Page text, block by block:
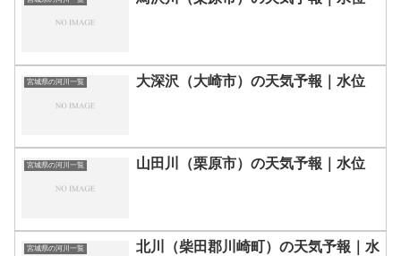
宮城県の河川一覧 大深沢（大崎市）の天気予報｜水位
宮城県の河川一覧 山田川（栗原市）の天気予報｜水位
宮城県の河川一覧
北川（柴田郡川崎町）の天気予報｜水